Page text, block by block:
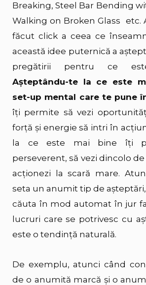
Breaking, Steel Bar Bending
Walking on Broken Glass etc.
făcut click a ceea ce
această idee puternică a
pregătirii pentru ce
Așteptându-te la ce este
set-up mental care te pune
îți permite să vezi
forță și energie să intri în
la ce este mai bine îți
perseverent, să vezi dincolo
acționezi la scară mare.
seta un anumit tip de
căuta în mod automat în jur
lucruri care se potrivesc cu
este o tendință naturală.
De exemplu, atunci când
de o anumită marcă și o